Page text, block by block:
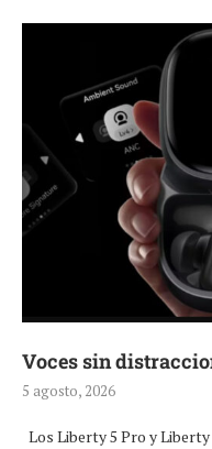
Voces sin
5 agosto, 2026
Los Liberty 5 Pro y